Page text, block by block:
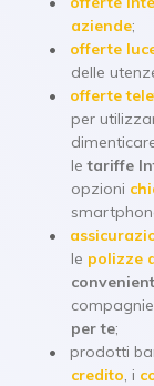
aziende;
offerte
delle
offerte
per
letariffe
opzioni
le polizze
per te;
prodotti
credito, i